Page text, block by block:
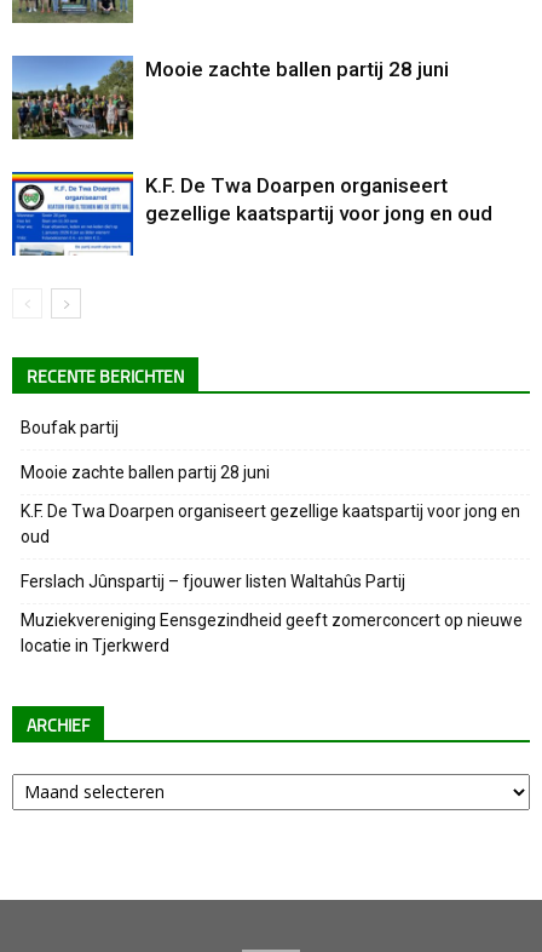
Mooie zachte ballen partij 28 juni
K.F. De Twa Doarpen organiseert
gezellige kaatspartij voor jong en oud
RECENTE BERICHTEN
Boufak partij
Mooie zachte ballen partij 28 juni
K.F. De Twa Doarpen organiseert gezellige kaatspartij voor jong en
oud
Ferslach Jûnspartij – fjouwer listen Waltahûs Partij
Muziekvereniging Eensgezindheid geeft zomerconcert op nieuwe
locatie in Tjerkwerd
ARCHIEF
Archief